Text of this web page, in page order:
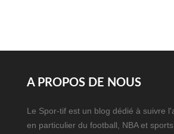
A PROPOS DE NOUS
Le Spor-tif est un blog dédié à suivre
en particulier du football, NBA et